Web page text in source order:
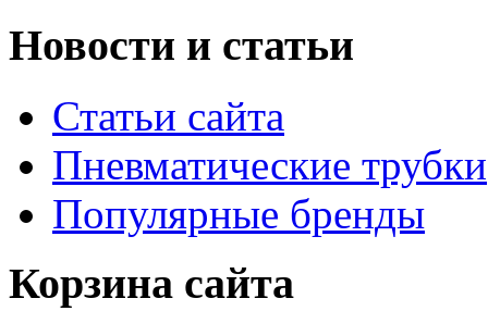
Новости и статьи
Статьи сайта
Пневматические трубки
Популярные бренды
Корзина сайта